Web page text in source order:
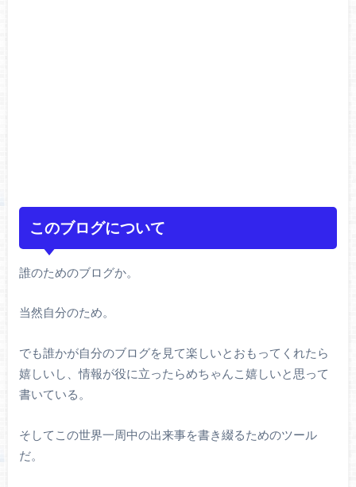
このブログについて
誰のためのブログか。
当然自分のため。
でも誰かが自分のブログを見て楽しいとおもってくれたら
嬉しいし、情報が役に立ったらめちゃんこ嬉しいと思って
書いている。
そしてこの世界一周中の出来事を書き綴るためのツール
だ。